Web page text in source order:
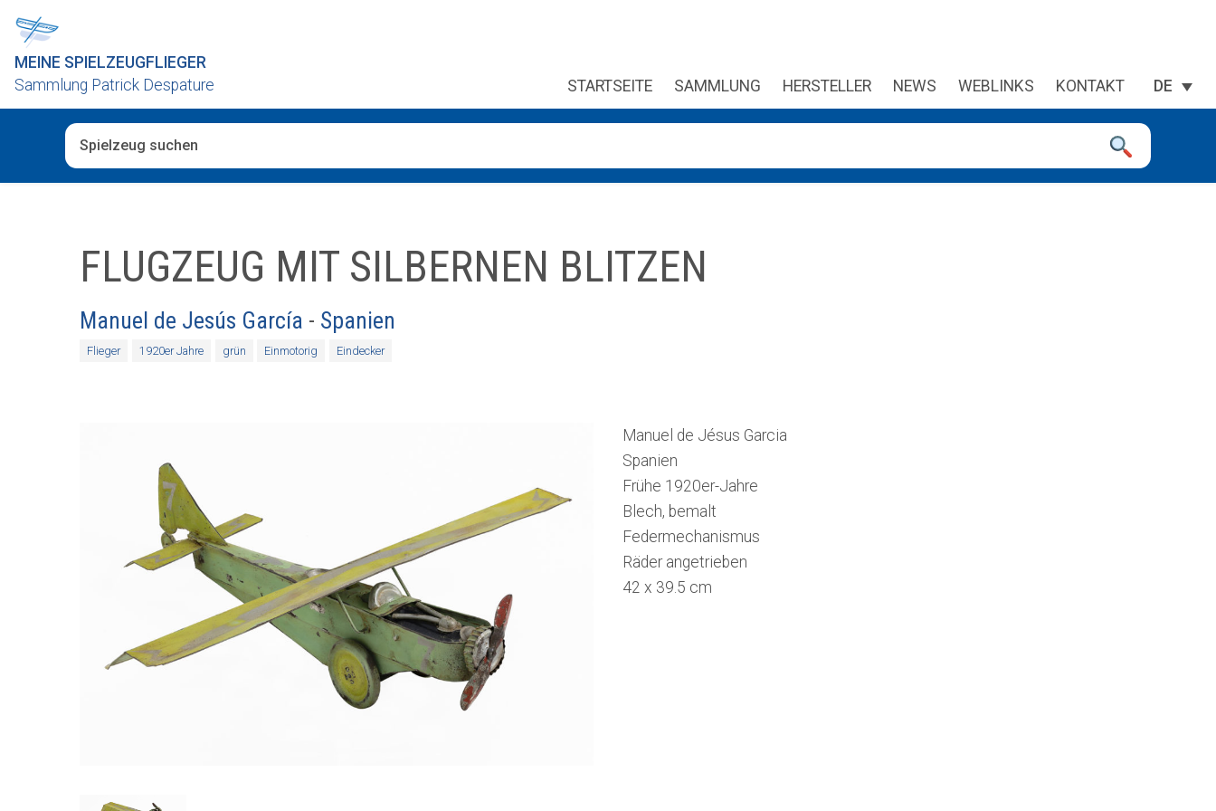
MEINE SPIELZEUGFLIEGER
Sammlung Patrick Despature
STARTSEITE SAMMLUNG HERSTELLER NEWS WEBLINKS KONTAKT DE
FLUGZEUG MIT SILBERNEN BLITZEN
Manuel de Jesús García - Spanien
Flieger 1920er Jahre grün Einmotorig Eindecker
Manuel de Jésus Garcia
Spanien
Frühe 1920er-Jahre
Blech, bemalt
Federmechanismus
Räder angetrieben
42 x 39.5 cm